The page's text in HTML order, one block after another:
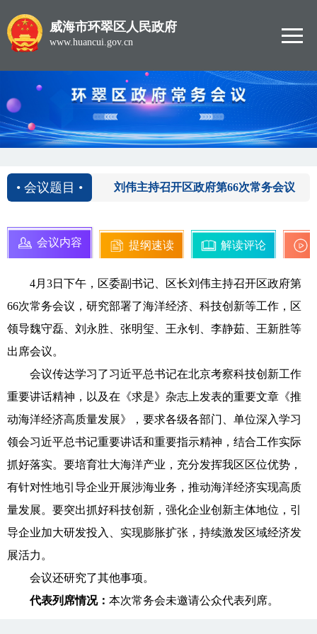
威海市环翠区人民政府
www.huancui.gov.cn
• 会议题目 • 刘伟主持召开区政府第66次常务会议
会议内容 提纲速读 解读评论
4月3日下午，区委副书记、区长刘伟主持召开区政府第
66次常务会议，研究部署了海洋经济、科技创新等工作，区
领导魏守磊、刘永胜、张明玺、王永钊、李静茹、王新胜等
出席会议。
会议传达学习了习近平总书记在北京考察科技创新工作
重要讲话精神，以及在《求是》杂志上发表的重要文章《推
动海洋经济高质量发展》，要求各级各部门、单位深入学习
领会习近平总书记重要讲话和重要指示精神，结合工作实际
抓好落实。要培育壮大海洋产业，充分发挥我区区位优势，
有针对性地引导企业开展涉海业务，推动海洋经济实现高质
量发展。要突出抓好科技创新，强化企业创新主体地位，引
导企业加大研发投入、实现膨胀扩张，持续激发区域经济发
展活力。
会议还研究了其他事项。
代表列席情况： 本次常务会未邀请公众代表列席。